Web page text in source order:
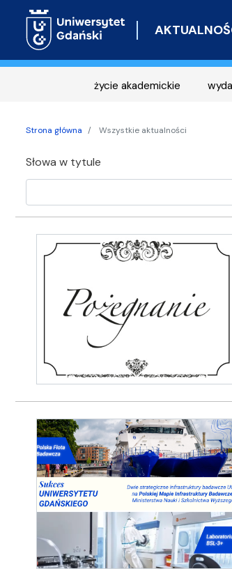
życie akademickie
Strona główna Wszystkie aktualności
Słowa w tytule